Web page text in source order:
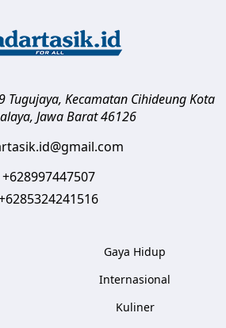
Tugujaya, Kecamatan CihideungKota
, Jawa Barat 46126
+628997447507
Gaya Hidup
Internasional
Kuliner